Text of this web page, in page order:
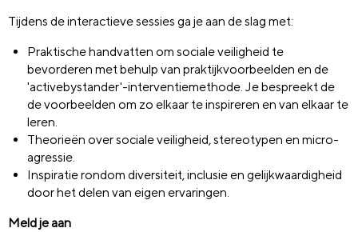
Tijdens de interactieve sessies ga je aan de slag met:
Praktische handvatten om sociale veiligheid te
bevorderen met behulp van praktijkvoorbeelden en de
'activebystander'-interventiemethode. Je bespreekt de
devoorbeelden om zo elkaar te inspireren en van elkaar te
leren.
Theorieën over sociale veiligheid, stereotypen en micro-
agressie.
Inspiratierondom diversiteit, inclusie en gelijkwaardigheid
door het delen van eigen ervaringen.
Meld je aan